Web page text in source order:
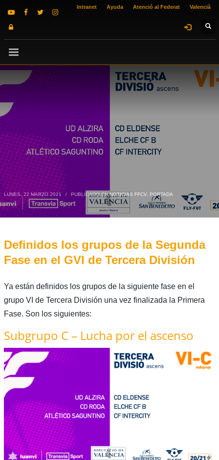
Intranet Ayuda Atenció al Federat Valencià
LUNES, 22 MARZO 2021 / PUBLICADO ENNOTICIAS FFCV, PORTADA
Definidos los grupos de la Segunda
Fase en el GVI de Tercera División
Ya están definidos los grupos de la siguiente fase en el
grupo VI de Tercera División una vez finalizada la Primera
Fase. Son los siguientes:
Subgrupo C – Lucha por el ascenso